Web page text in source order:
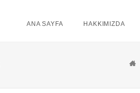
ANA SAYFA HAKKIMIZDA